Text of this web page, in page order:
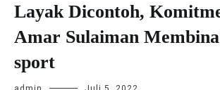
Layak Dicontoh,
Amar Sulaiman
sport